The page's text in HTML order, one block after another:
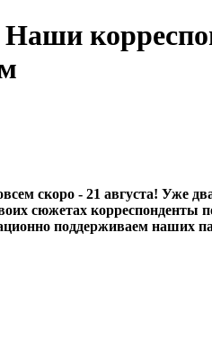
скоро - 21 августа! Уже
сюжетах
поддерживаем наших